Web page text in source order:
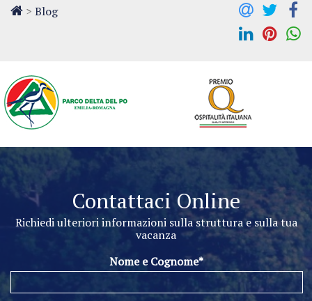
> Blog
Contattaci Online
Richiedi ulteriori informazioni sulla struttura e sulla tua
vacanza
Nome e Cognome*